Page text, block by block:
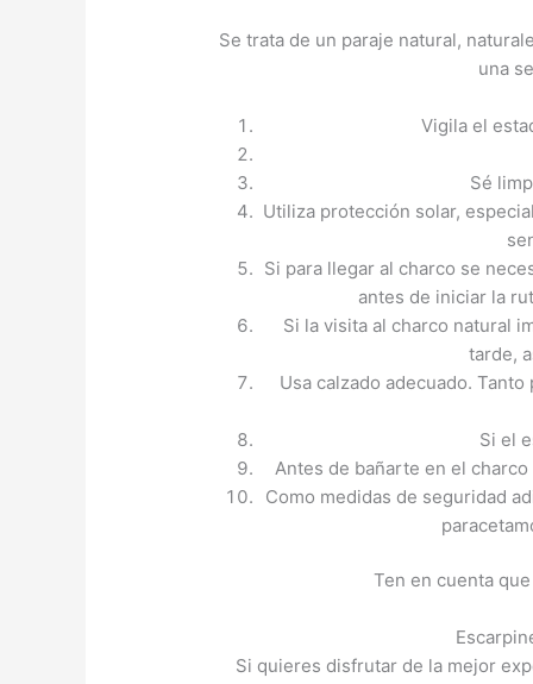
Se trata de un paraje natural,
una
Vigila el
Sé
Utiliza protección solar,
Si para llegar al charco se
antes de iniciar la
Si la visita al charco natural
tarde,
Usa calzado adecuado.
Si el
Antes de bañarte en el
Como medidas de seguridad
Ten en cuenta
Si quieres disfrutar de la mejor